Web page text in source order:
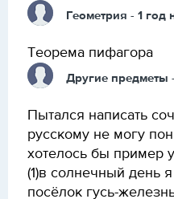
Геометрия - 1 год
Теорема пифагора
Другие предметы
Пытался написать
русскому не могу
хотелось бы пример
(1)в солнечный день
посёлок гусь-